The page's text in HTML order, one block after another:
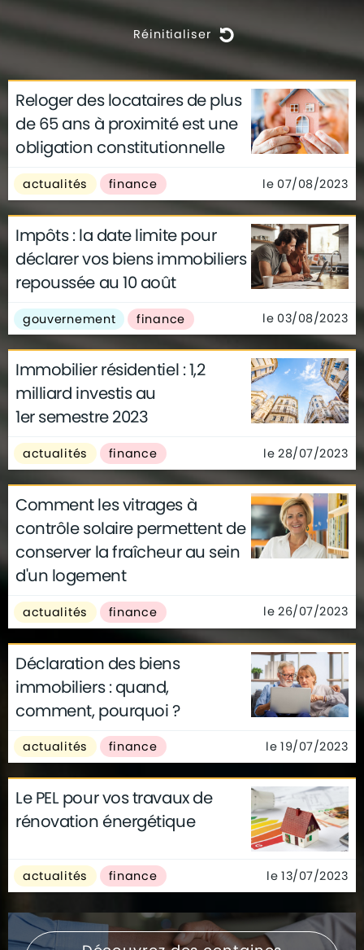
Réinitialiser
actualités architecture
archives
conseils
déco finance
gouvernement
infographie
insolite
métier
technologie
Reloger des locataires de plus
de 65 ans à proximité est une
obligation constitutionnelle
actualités finance le 07/08/2023
Impôts : la date limite pour
déclarer vos biens immobiliers
repoussée au 10 août
gouvernement finance le 03/08/2023
Immobilier résidentiel : 1,2
milliard investis au
1er semestre 2023
actualités finance le 28/07/2023
Comment les vitrages à
contrôle solaire permettent de
conserver la fraîcheur au sein
d'un logement
actualités finance le 26/07/2023
Déclaration des biens
immobiliers : quand,
comment, pourquoi ?
actualités finance le 19/07/2023
Le PEL pour vos travaux de
rénovation énergétique
actualités finance le 13/07/2023